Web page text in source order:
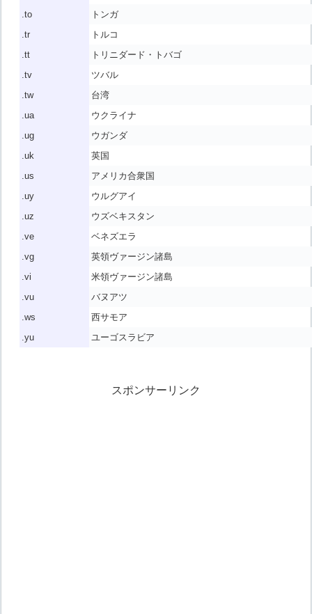
.to
トンガ
.tr
トルコ
.tt
トリニダード・トバゴ
.tv
ツバル
.tw
台湾
.ua
ウクライナ
.ug
ウガンダ
.uk
英国
.us
アメリカ合衆国
.uy
ウルグアイ
.uz
ウズベキスタン
.ve
ベネズエラ
.vg
英領ヴァージン諸島
.vi
米領ヴァージン諸島
.vu
バヌアツ
.ws
西サモア
.yu
ユーゴスラビア
スポンサーリンク